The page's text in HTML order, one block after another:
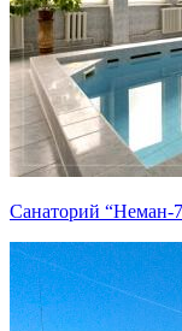
Санаторий “Неман-